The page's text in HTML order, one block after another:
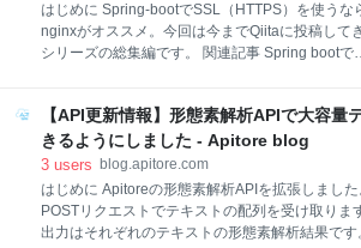
が、そちらのインストールについては割愛します
Pythonは2.x系を使いましたが、3.x系でもイケる
います。 $ pip install tornado 実装 今回も前回同
のプロ
はじめに Spring-bootでSSL（HTTPS）を使うな
nginxがオススメ。今回は今までQiitaに投稿して
シリーズの総集編です。 関連記事 Spring bootで
Spring bootでSSL（HTTPS）を有効にするなら
を使え 対象＆できること 対象（関連記事が参考に
た人にはこの記事も役立つ） Spring-bootでウェブ
ービスを作っている Linux上で動いている ドメイ
取得している Let's EncryptでSSL証明書を取得し
る できること とってもセキュア 「http」アクセス
【API更新情報】形態素解析APIで大容量
きるようにしました - Apitore blog
3 users blog.apitore.com
はじめに Apitoreの形態素解析APIを拡張しました
POSTリクエストでテキストの配列を受け取りま
出力はそれぞれのテキストの形態素解析結果です